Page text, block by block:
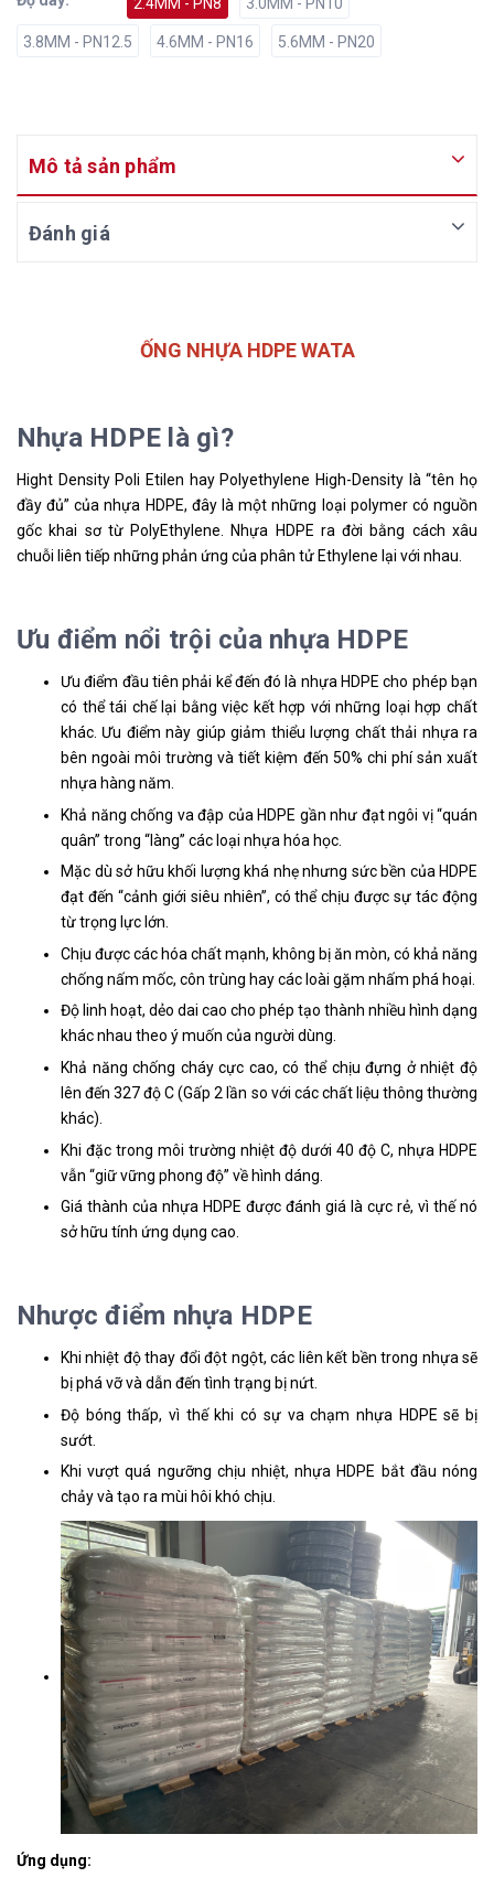
3.8MM - PN12.5 4.6MM - PN16 5.6MM - PN20
Mô tả sản phẩm
Đánh giá
ỐNG NHỰA HDPE WATA
Nhựa HDPE là gì?
Hight Density Poli Etilen hay Polyethylene High-Density là “tên họ
đầy đủ” của nhựa HDPE, đây là một những loại polymer có nguồn
gốc khai sơ từ PolyEthylene. Nhựa HDPE ra đời bằng cách xâu
chuỗi liên tiếp những phản ứng của phân tử Ethylene lại với nhau.
Ưu điểm nổi trội của nhựa HDPE
Ưu điểm đầu tiên phải kể đến đó là nhựa HDPE cho phép bạn
có thể tái chế lại bằng việc kết hợp với những loại hợp chất
khác. Ưu điểm này giúp giảm thiểu lượng chất thải nhựa ra
bên ngoài môi trường và tiết kiệm đến 50% chi phí sản xuất
nhựa hàng năm.
Khả năng chống va đập của HDPE gần như đạt ngôi vị “quán
quân” trong “làng” các loại nhựa hóa học.
Mặc dù sở hữu khối lượng khá nhẹ nhưng sức bền của HDPE
đạt đến “cảnh giới siêu nhiên”, có thể chịu được sự tác động
từ trọng lực lớn.
Chịu được các hóa chất mạnh, không bị ăn mòn, có khả năng
chống nấm mốc, côn trùng hay các loài gặm nhấm phá hoại.
Độ linh hoạt, dẻo dai cao cho phép tạo thành nhiều hình dạng
khác nhau theo ý muốn của người dùng.
Khả năng chống cháy cực cao, có thể chịu đựng ở nhiệt độ
lên đến 327 độ C (Gấp 2 lần so với các chất liệu thông thường
khác).
Khi đặc trong môi trường nhiệt độ dưới 40 độ C, nhựa HDPE
vẫn “giữ vững phong độ” về hình dáng.
Giá thành của nhựa HDPE được đánh giá là cực rẻ, vì thế nó
sở hữu tính ứng dụng cao.
Nhược điểm nhựa HDPE
Khi nhiệt độ thay đổi đột ngột, các liên kết bền trong nhựa sẽ
bị phá vỡ và dẫn đến tình trạng bị nứt.
Độ bóng thấp, vì thế khi có sự va chạm nhựa HDPE sẽ bị
sướt.
Khi vượt quá ngưỡng chịu nhiệt, nhựa HDPE bắt đầu nóng
chảy và tạo ra mùi hôi khó chịu.
Ứng dụng: